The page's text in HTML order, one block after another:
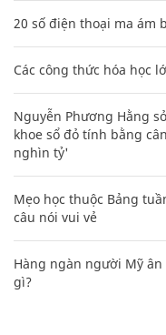
20 số điện thoại ma ám
Các công thức hóa học
Nguyễn Phương Hằng
khoe sổ đỏ tính bằng
nghìn tỷ'
Mẹo học thuộc Bảng
câu nói vui vẻ
Hàng ngàn người Mỹ ân
gì?